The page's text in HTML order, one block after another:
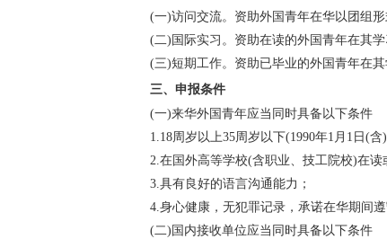
(一)访问交流。资助外国青年在华以团组
(二)国际实习。资助在读的外国青年在其
(三)短期工作。资助已毕业的外国青年在
三、申报条件
(一)来华外国青年应当同时具备以下条件
1.18周岁以上35周岁以下(1990年1月1日(
2.在国外高等学校(含职业、技工院校)在
3.具有良好的语言沟通能力；
4.身心健康，无犯罪记录，承诺在华期间遵
(二)国内接收单位应当同时具备以下条件